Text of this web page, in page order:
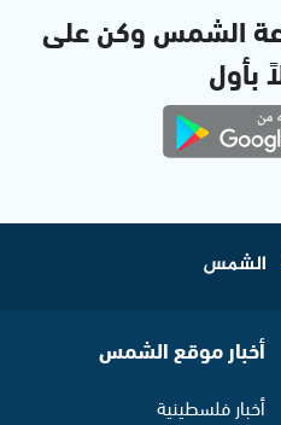
الشمس وكن على
بأول
أخبار موقع الشمس
أخبار فلسطينية